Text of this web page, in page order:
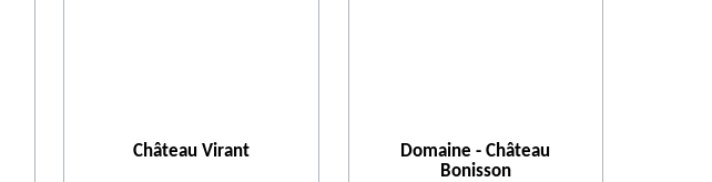
Château Virant
Domaine - Château
Bonisson